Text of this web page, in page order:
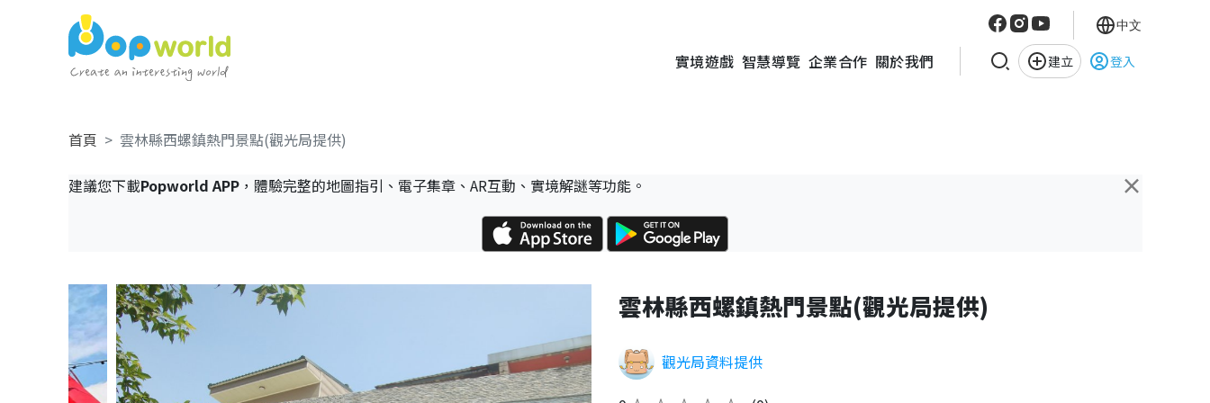
實境遊戲 智慧導覽 企業合作 關於我們 建立 登入
中文
首頁 雲林縣西螺鎮熱門景點(觀光局提供)
×
建議您下載Popworld APP，體驗完整的地圖指引、電子集章、AR互動、實境解謎等功能。
雲林縣西螺鎮熱門景點(觀光局提供)
觀光局資料提供